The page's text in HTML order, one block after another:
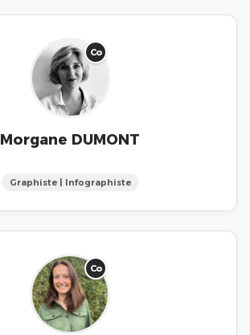
Co
Morgane DUMONT
Graphiste | Infographiste
Co